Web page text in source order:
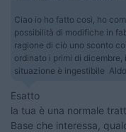
Ciao io ho fatto così, ho
possibilità di modifiche in
ragione di ciò uno sconto
ordinato i primi di
situazione è ingestibile Aldo
Esatto
la tua è una normale
Base che interessa,